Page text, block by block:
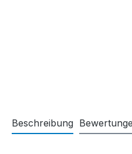
Beschreibung